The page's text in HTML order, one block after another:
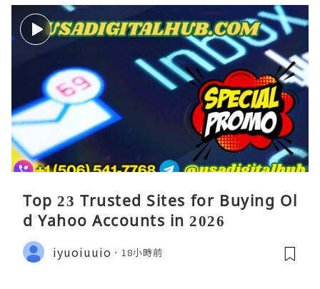
Top 23 Trusted Sites for Buying Ol
d Yahoo Accounts in 2026
iyuoiuuio 18小時前